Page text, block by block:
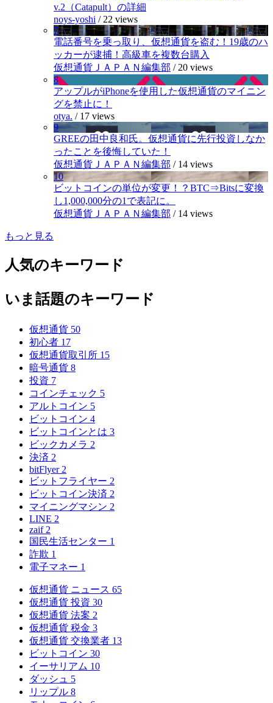
v.2（Catapult）の詳細
noys-yoshi / 22 views
7
電話番号を乗っ取り、仮想通貨を盗む！19歳のハ
ッカーが逮捕！高級車を複数台購入
仮想通貨ＪＡＰＡＮ編集部 / 20 views
8
アップルがiPhoneを使用した仮想通貨のマイニン
グを禁止に！
otya. / 17 views
9
GREEの田中良和氏。仮想通貨に先行投資しなか
ったことを後悔していた！
仮想通貨ＪＡＰＡＮ編集部 / 14 views
10
ビットコインの単位が変更！？BTC⇒Bitsに変換
し1,000,000分の1で表記に。
仮想通貨ＪＡＰＡＮ編集部 / 14 views
もっと見る
人気のキーワード
いま話題のキーワード
仮想通貨 50
初心者 17
仮想通貨取引所 15
暗号通貨 8
投資 7
コインチェック 5
アルトコイン 5
ビットコイン 4
ビットコインとは 3
ビックカメラ 2
決済 2
bitFlyer 2
ビットフライヤー 2
ビットコイン決済 2
マイニングマシン 2
LINE 2
zaif 2
国民生活センター 1
詐欺 1
電子マネー 1
仮想通貨 ニュース 65
仮想通貨 投資 30
仮想通貨 法案 2
仮想通貨 税金 3
仮想通貨 交換業者 13
ビットコイン 30
イーサリアム 10
ダッシュ 5
リップル 8